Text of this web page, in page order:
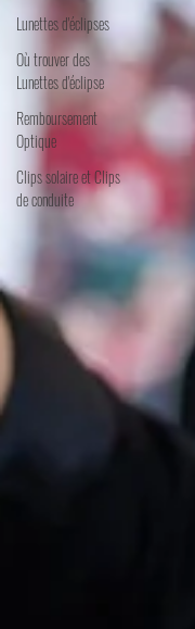
Lunettes d'éclipses
Où trouver des
Lunettes d'éclipse
Remboursement
Optique
Clips solaire et Clips
de conduite